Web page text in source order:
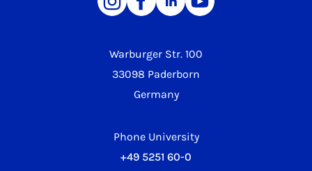
Warburger Str. 100
33098 Paderborn
Germany
Phone University
+49 5251 60-0